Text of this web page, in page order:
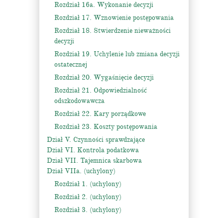
Rozdział 16a. Wykonanie decyzji
Rozdział 17. Wznowienie postępowania
Rozdział 18. Stwierdzenie nieważności
decyzji
Rozdział 19. Uchylenie lub zmiana decyzji
ostatecznej
Rozdział 20. Wygaśnięcie decyzji
Rozdział 21. Odpowiedzialność
odszkodowawcza
Rozdział 22. Kary porządkowe
Rozdział 23. Koszty postępowania
Dział V. Czynności sprawdzające
Dział VI. Kontrola podatkowa
Dział VII. Tajemnica skarbowa
Dział VIIa. (uchylony)
Rozdział 1. (uchylony)
Rozdział 2. (uchylony)
Rozdział 3. (uchylony)